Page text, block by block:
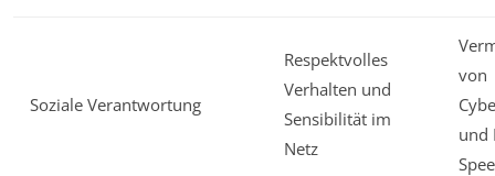
Soziale Verantwortung
Respektvolles
Verhalten und
Sensibilität im
Netz
von
und